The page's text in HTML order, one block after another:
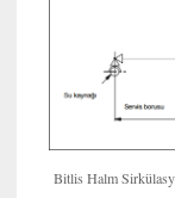
Bitlis Halm